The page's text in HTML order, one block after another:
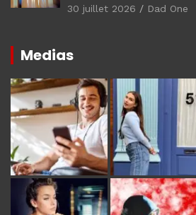
30 juillet 2026 Dad One
Medias